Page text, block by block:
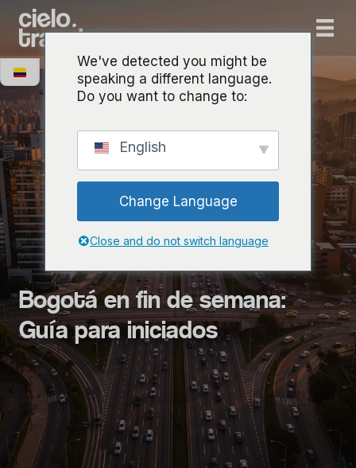
Bogotá en fin de semana:
Guía para iniciados
We've detected you might be
speaking a different language.
Do you want to change to:
English
Change Language
Close and do not switch language